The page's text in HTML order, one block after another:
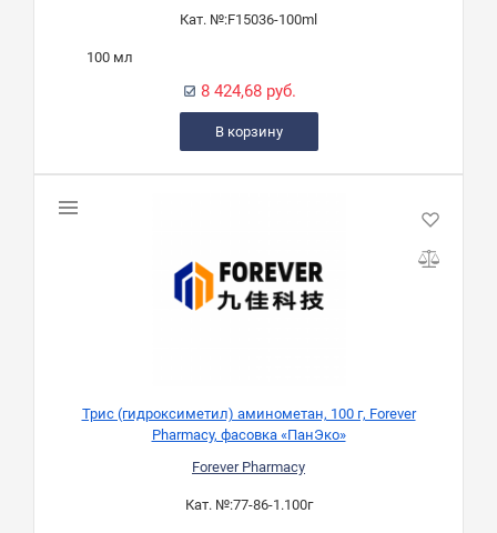
Кат. №:F15036-100ml
100 мл
8 424,68 руб.
В корзину
Трис (гидроксиметил) аминометан, 100 г, Forever
Pharmacy, фасовка «ПанЭко»
Forever Pharmacy
Кат. №:77-86-1.100г